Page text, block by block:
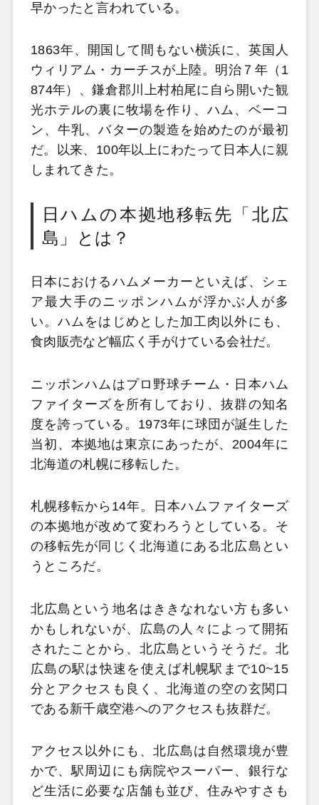
早かったと言われている。
1863年、開国して間もない横浜に、英国人
ウィリアム・カーチスが上陸。明治７年（1
874年）、鎌倉郡川上村柏尾に自ら開いた観
光ホテルの裏に牧場を作り、ハム、ベーコ
ン、牛乳、バターの製造を始めたのが最初
だ。以来、100年以上にわたって日本人に親
しまれてきた。
日ハムの本拠地移転先「北広
島」とは？
日本におけるハムメーカーといえば、シェ
ア最大手のニッポンハムが浮かぶ人が多
い。ハムをはじめとした加工肉以外にも、
食肉販売など幅広く手がけている会社だ。
ニッポンハムはプロ野球チーム・日本ハム
ファイターズを所有しており、抜群の知名
度を誇っている。1973年に球団が誕生した
当初、本拠地は東京にあったが、2004年に
北海道の札幌に移転した。
札幌移転から14年。日本ハムファイターズ
の本拠地が改めて変わろうとしている。そ
の移転先が同じく北海道にある北広島とい
うところだ。
北広島という地名はききなれない方も多い
かもしれないが、広島の人々によって開拓
されたことから、北広島というそうだ。北
広島の駅は快速を使えば札幌駅まで10~15
分とアクセスも良く、北海道の空の玄関口
である新千歳空港へのアクセスも抜群だ。
アクセス以外にも、北広島は自然環境が豊
かで、駅周辺にも病院やスーパー、銀行な
ど生活に必要な店舗も並び、住みやすさも